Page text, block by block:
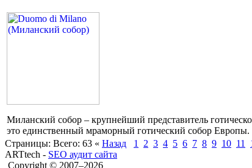
Миланский собор – крупнейший представитель
это единственный мраморный готический собор Европы.
Страницы: Всего: 63 « Назад 1 2 3 4 5 6 7 8 9 10 11
ARTtech - SEO аудит сайта
Copyright © 2007–2026